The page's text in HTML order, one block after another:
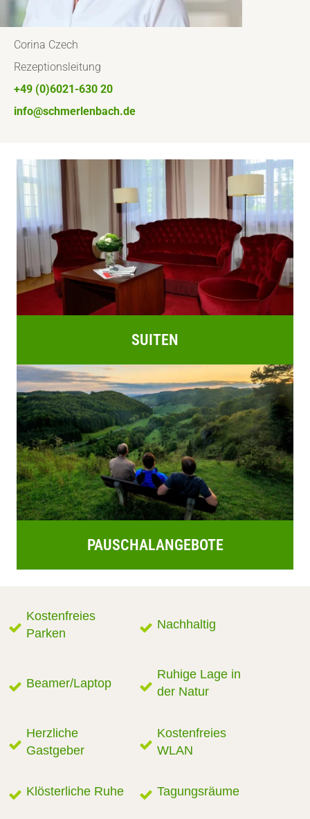
Corina Czech
Rezeptionsleitung
+49 (0)6021-630 20
info@schmerlenbach.de
SUITEN
PAUSCHALANGEBOTE
Kostenfreies
Parken
Nachhaltig
Beamer/Laptop
Ruhige Lage in
der Natur
Herzliche
Gastgeber
Kostenfreies
WLAN
Klösterliche Ruhe Tagungsräume